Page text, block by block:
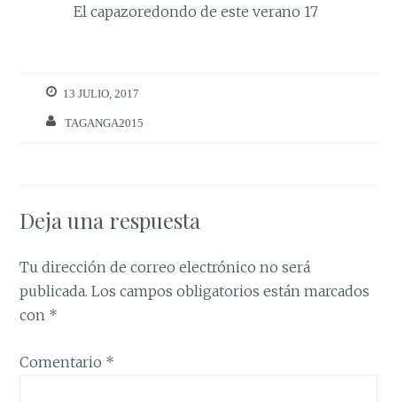
El capazoredondo de este verano 17
13 JULIO, 2017
TAGANGA2015
Deja una respuesta
Tu dirección de correo electrónico no será
publicada. Los campos obligatorios están marcados
con *
Comentario *